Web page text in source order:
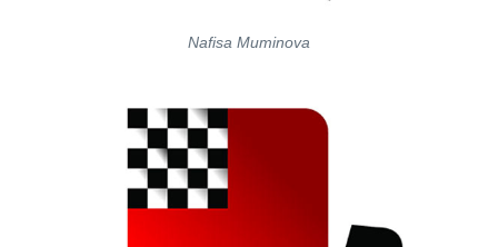
Nafisa Muminova